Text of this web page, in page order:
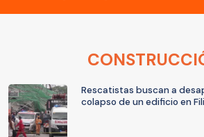
Rescatistas buscan a
colapso de un edificio en